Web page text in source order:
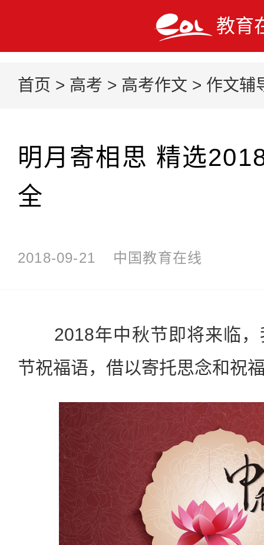
教育
首页 > 高考 > 高考作文 > 作文辅
明月寄相思 精选
全
2018-09-21 中国教育在线
2018年中秋节即将来临，
节祝福语，借以寄托思念和祝